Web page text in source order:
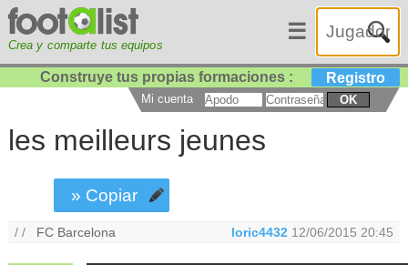
Crea y comparte tus equipos
☰
Construye tus propias formaciones : Registro
Mi cuenta OK
les meilleurs jeunes
» Copiar
/ / FC Barcelona loric4432 12/06/2015 20:45